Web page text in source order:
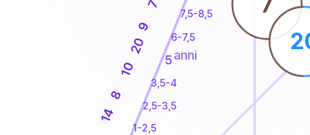
1-2,5
2,5-3,5
3,5-4
6-7,5
7,5-8,5
14
8
10
20
9
7
5anni